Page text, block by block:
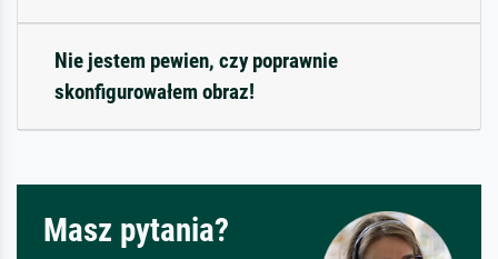
Nie jestem pewien, czy poprawnie
skonfigurowałem obraz!
Masz pytania?